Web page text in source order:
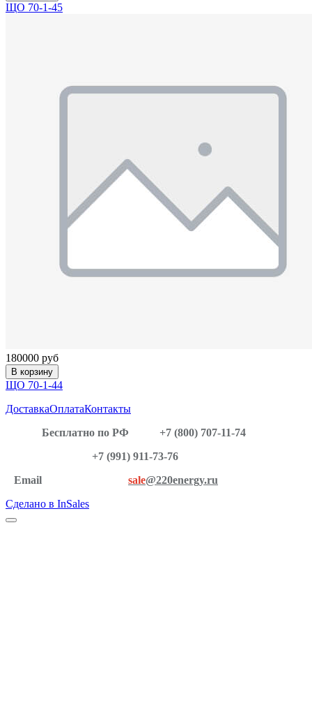
ЩО 70-1-45
180000 руб
В корзину
ЩО 70-1-44
ДоставкаОплатаКонтакты
Бесплатно по РФ
+7 (800) 707-11-74
+7 (991) 911-73-76
Email
sale@220energy.ru
Сделано в InSales